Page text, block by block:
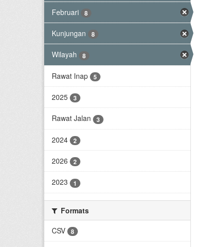
Februari 8
Kunjungan 8
Wilayah 8
Rawat Inap 5
2025 3
Rawat Jalan 3
2024 2
2026 2
2023 1
Formats
CSV
8